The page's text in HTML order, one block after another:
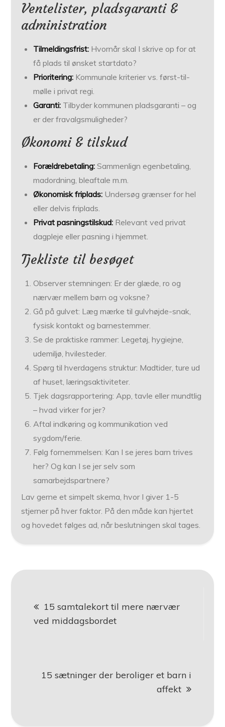
Ventelister, pladsgaranti &
administration
Tilmeldingsfrist: Hvornår skal I skrive op for at
få plads til ønsket startdato?
Prioritering: Kommunale kriterier vs. først-til-
mølle i privat regi.
Garanti: Tilbyder kommunen pladsgaranti – og
er der fravalgsmuligheder?
Økonomi & tilskud
Forældrebetaling: Sammenlign egenbetaling,
madordning, bleaftale m.m.
Økonomisk friplads: Undersøg grænser for hel
eller delvis friplads.
Privat pasningstilskud: Relevant ved privat
dagpleje eller pasning i hjemmet.
Tjekliste til besøget
Observer stemningen: Er der glæde, ro og
nærvær mellem børn og voksne?
Gå på gulvet: Læg mærke til gulvhøjde-snak,
fysisk kontakt og barnestemmer.
Se de praktiske rammer: Legetøj, hygiejne,
udemiljø, hvilesteder.
Spørg til hverdagens struktur: Madtider, ture ud
af huset, læringsaktiviteter.
Tjek dagsrapportering: App, tavle eller mundtlig
– hvad virker for jer?
Aftal indkøring og kommunikation ved
sygdom/ferie.
Følg fornemmelsen: Kan I se jeres barn trives
her? Og kan I se jer selv som
samarbejdspartnere?
Lav gerne et simpelt skema, hvor I giver 1-5
stjerner på hver faktor. På den måde kan hjertet
og hovedet følges ad, når beslutningen skal tages.
15 samtalekort til mere nærvær
ved middagsbordet
15 sætninger der beroliger et barn i
affekt